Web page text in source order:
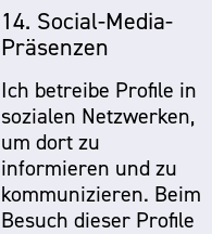
14. Social-Media-
Präsenzen
Ich betreibe Profile in
sozialen Netzwerken,
um dort zu
informieren und zu
kommunizieren. Beim
Besuch dieser Profile